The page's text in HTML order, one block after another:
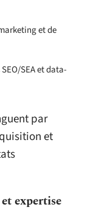
et de
SEA et data-
par
et
expertise